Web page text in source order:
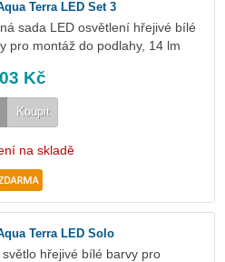
Terra LED Set 3
sada LED osvětlení hřejivé bílé
pro montáž do podlahy, 14 lm
Kč
Koupit
na skladě
Terra LED Solo
světlo hřejivé bílé barvy pro